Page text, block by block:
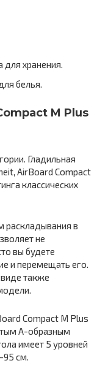
для хранения.
белья.
M Plus
Гладильная
AirBoard Compact
классических
раскладывания в
не
вы будете
и перемещать его.
также
Compact M Plus
А-образным
имеет 5 уровней
95 см.